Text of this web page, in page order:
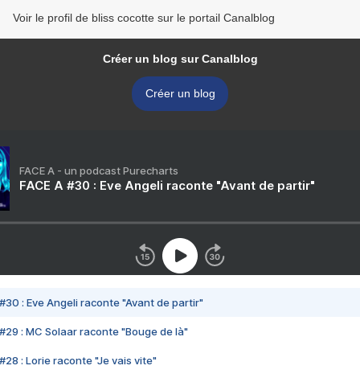
Voir le profil de bliss cocotte sur le portail Canalblog
Créer un blog sur Canalblog
Créer un blog
FACE A - un podcast Purecharts
FACE A #30 : Eve Angeli raconte "Avant de partir"
#30 : Eve Angeli raconte "Avant de partir"
#29 : MC Solaar raconte "Bouge de là"
#28 : Lorie raconte "Je vais vite"